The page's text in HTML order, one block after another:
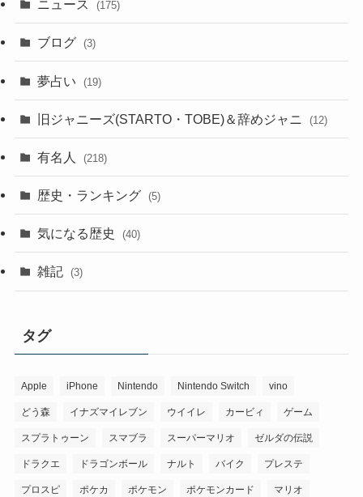
ニュース (175)
ブログ (3)
夢占い (19)
旧ジャニーズ(STARTO・TOBE)＆辞めジャニ (12)
有名人 (218)
歴史・ランキング (5)
気になる歴史 (40)
雑記 (3)
タグ
Apple iPhone Nintendo Nintendo Switch vino
どう森 イナズマイレブン ウイイレ カービィ ゲーム
スプラトゥーン スマブラ スーパーマリオ ゼルダの伝説
ドラクエ ドラゴンボール ナルト バイク プレステ
プロスピ ポケカ ポケモン ポケモンカード マリオ